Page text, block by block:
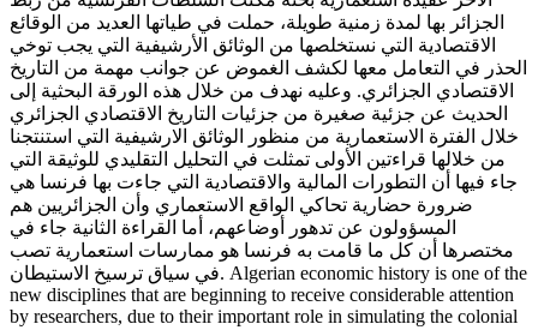
الجزائر بها لمدة زمنية طويلة، حملت في طياتها العديد من الوقائع
الاقتصادية التي نستخلصها من الوثائق الأرشيفية التي يجب توخي
الحذر في التعامل معها لكشف الغموض عن جوانب مهمة من التاريخ
الاقتصادي الجزائري. وعليه نهدف من خلال هذه الورقة البحثية إلى
الحديث عن جزئية صغيرة من جزئيات التاريخ الاقتصادي الجزائري
خلال الفترة الاستعمارية من منظور الوثائق الارشيفية التي استنتجنا
من خلالها قراءتين الأولى تمثلت في التحليل التقليدي للوثيقة التي
جاء فيها أن التطورات المالية والاقتصادية التي جاءت بها فرنسا هي
ضرورة حضارية تحاكي الواقع الاستعماري وأن الجزائريين هم
المسؤولون عن تدهور أوضاعهم، أما القراءة الثانية جاء في
مختصرها أن كل ما قامت به فرنسا هو ممارسات استعمارية تصب
في سياق ترسيخ الاستيطان. Algerian economic history is one of the
new disciplines that are beginning to receive considerable attention
by researchers, due to their important role in simulating the colonial